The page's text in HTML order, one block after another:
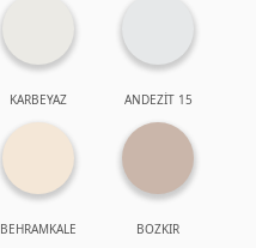
KARBEYAZ ANDEZİT 15
BEHRAMKALE BOZKIR